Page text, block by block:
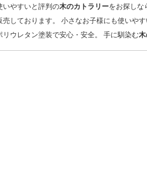
いやすいと評判の木のカトラリーをお探しな
売しております。 小さなお子様にも使いや
リウレタン塗装で安心・安全。 手に馴染む